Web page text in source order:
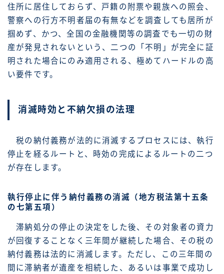
住所に居住しておらず、戸籍の附票や親族への照会、
警察への行方不明者届の有無などを調査しても居所が
掴めず、かつ、全国の金融機関等の調査でも一切の財
産が発見されないという、二つの「不明」が完全に証
明された場合にのみ適用される、極めてハードルの高
い要件です。
消滅時効と不納欠損の法理
税の納付義務が法的に消滅するプロセスには、執行
停止を経るルートと、時効の完成によるルートの二つ
が存在します。
執行停止に伴う納付義務の消滅（地方税法第十五条
の七第五項）
滞納処分の停止の決定をした後、その対象者の資力
が回復することなく三年間が継続した場合、その税の
納付義務は法的に消滅します。ただし、この三年間の
間に滞納者が遺産を相続した、あるいは事業で成功し